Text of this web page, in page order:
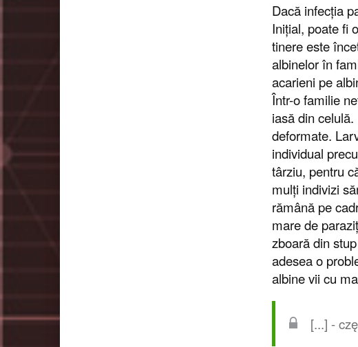
Dacă infecția
Inițial, poate fi
tinere este
albinelor în
acarieni pe
Într-o familie
iasă din
deformate.
individual
târziu, pentru
mulți indivizi
rămână pe
mare de
zboară din
adesea o
albine vii cu
[...] -